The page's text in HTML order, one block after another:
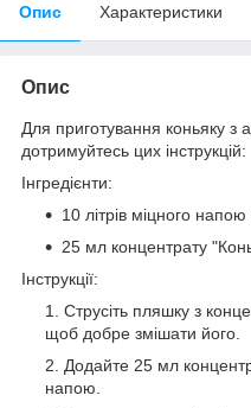
Опис Характеристики
Опис
Для приготування коньяку з
дотримуйтесь цих інструкцій:
Інгредієнти:
10 літрів міцного
25 мл концентрату
Інструкції:
Струсіть пляшку з
щоб добре змішати його.
Додайте 25 мл
напою.